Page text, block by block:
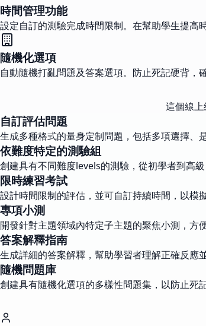
時間管理功能
設定自訂的測驗完成時間限制。在幫助學生提高
隨機化選項
自動隨機打亂問題及答案選項。防止死記硬背，
這個線
自訂評估問題
生成多種格式的量身定制問題，包括多項選擇、
依難度特定的測驗組
創建具有不同難度levels的測驗，從初學者到高
限時練習考試
設計時間限制的評估，並可自訂持續時間，以模
專項小測
開發針對主題領域內特定子主題的聚焦小測，方
答案解釋指南
生成詳細的答案解釋，幫助學習者理解正確反應
隨機問題庫
創建具有隨機化選項的多樣性問題集，以防止死